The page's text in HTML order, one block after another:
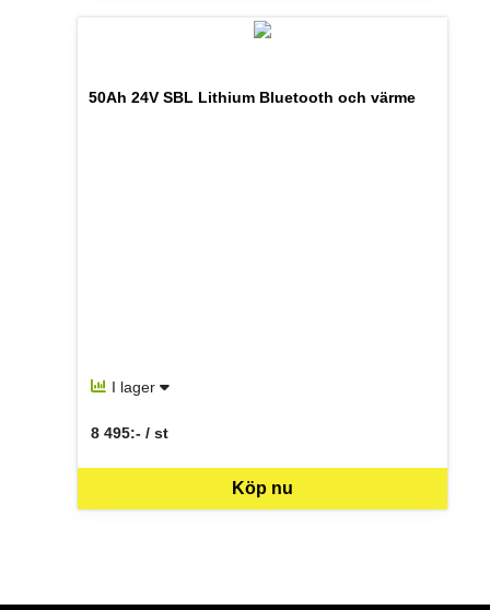
50Ah 24V SBL Lithium Bluetooth och värme
I lager
Köp nu
8 495:- / st
SEK per ST